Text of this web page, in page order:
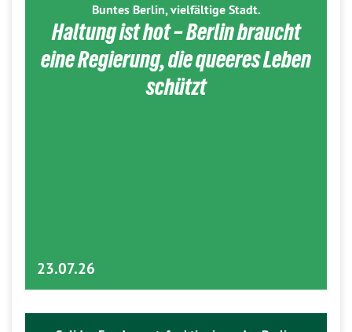
Buntes Berlin, vielfältige Stadt.
Haltung ist hot – Berlin braucht
eine Regierung, die queeres Leben
schützt
23.07.26